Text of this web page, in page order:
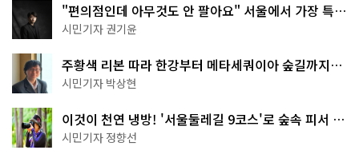
"편의점인데 아무것도 안 팔아요" 서울에서 가장 특별
한 편의점의 정체
시민기자 권기윤
주황색 리본 따라 한강부터 메타세쿼이아 숲길까지…
서울둘레길 15코스
시민기자 박상현
이것이 천연 냉방! '서울둘레길 9코스'로 숲속 피서 떠
나볼까
시민기자 정향선